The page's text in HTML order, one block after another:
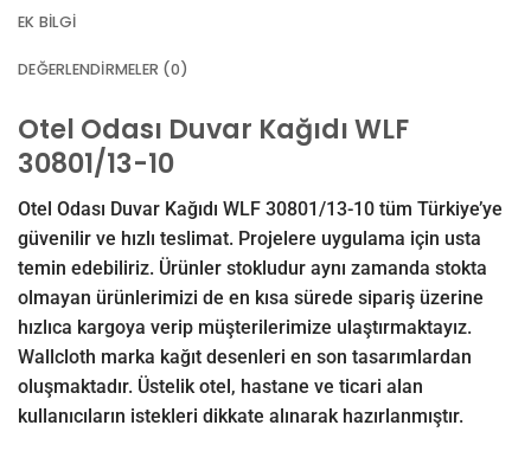
EK BILGI
DEĞERLENDIRMELER (0)
Otel Odası Duvar Kağıdı WLF
30801/13-10
Otel Odası Duvar Kağıdı WLF 30801/13-10 tüm Türkiye’ye
güvenilir ve hızlı teslimat. Projelere uygulama için usta
temin edebiliriz. Ürünler stokludur aynı zamanda stokta
olmayan ürünlerimizi de en kısa sürede sipariş üzerine
hızlıca kargoya verip müşterilerimize ulaştırmaktayız.
Wallcloth marka kağıt desenleri en son tasarımlardan
oluşmaktadır. Üstelik otel, hastane ve ticari alan
kullanıcıların istekleri dikkate alınarak hazırlanmıştır.